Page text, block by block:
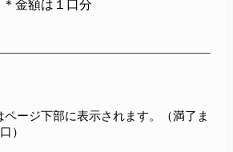
金額は１口分
ージ下部に表示されます。（満了ま
口）